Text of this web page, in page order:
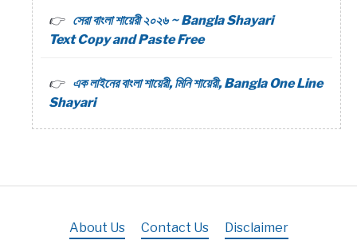
সেরা বাংলা শায়েরী ২০২৬ ~ Bangla Shayari
Text Copy and Paste Free
এক লাইনের বাংলা শায়েরী, মিনি শায়েরী, Bangla One Line
Shayari
About Us Contact Us Disclaimer